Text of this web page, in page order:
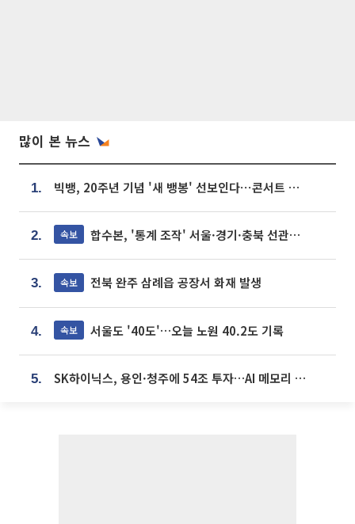
많이 본 뉴스
1. 빅뱅, 20주년 기념 '새 뱅봉' 선보인다⋯콘서트 앞두고 팝업 개최
2. 속보 합수본, '통계 조작' 서울·경기·충북 선관위 등 추가 압수수색
3. 속보 전북 완주 삼례읍 공장서 화재 발생
4. 속보 서울도 '40도'…오늘 노원 40.2도 기록
5. SK하이닉스, 용인·청주에 54조 투자…AI 메모리 생산기지 키운다